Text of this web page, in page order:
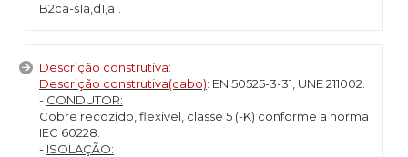
B2ca-s1a,d1,a1.
Descrição construtiva:
Descrição construtiva(cabo): EN 50525-3-31, UNE 211002.
- CONDUTOR:
Cobre recozido, flexivel, classe 5 (-K) conforme a norma
IEC 60228.
- ISOLAÇÃO: